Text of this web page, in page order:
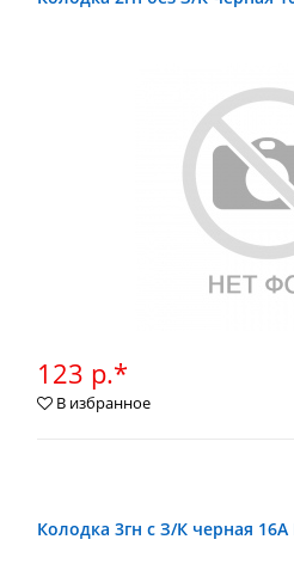
123 р.*
В избранное
Колодка 3гн с З/К черная 16А